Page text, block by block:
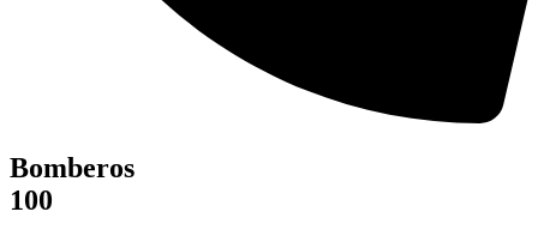
Bomberos
100